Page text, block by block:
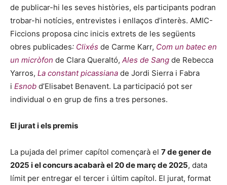
de publicar-hi les seves històries, els participants podran
trobar-hi notícies, entrevistes i enllaços d’interès. AMIC-
Ficcions proposa cinc inicis extrets de les següents
obres publicades: Clixés de Carme Karr, Com un batec en
un micròfon de Clara Queraltó, Ales de Sang de Rebecca
Yarros, La constant picassiana de Jordi Sierra i Fabra
i Esnob d’Elisabet Benavent. La participació pot ser
individual o en grup de fins a tres persones.
El jurat i els premis
La pujada del primer capítol començarà el 7 de gener de
2025 i el concurs acabarà el 20 de març de 2025, data
límit per entregar el tercer i últim capítol. El jurat, format